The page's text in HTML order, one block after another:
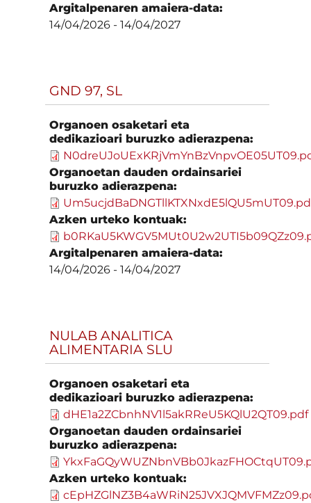
Argitalpenaren amaiera-data:
14/04/2026 -14/04/2027
GND 97, SL
Organoen osaketari eta
dedikazioari buruzko adierazpena:
Organoetan dauden ordainsariei
buruzko adierazpena:
Azken urteko kontuak:
Argitalpenaren amaiera-data:
14/04/2026 -14/04/2027
NULAB ANALITICA
ALIMENTARIA SLU
Organoen osaketari eta
dedikazioari buruzko adierazpena:
dHE1a2ZCbnhNV1l5akRReU5KQlU2QT09.pdf
Organoetan dauden ordainsariei
buruzko adierazpena:
Azken urteko kontuak: